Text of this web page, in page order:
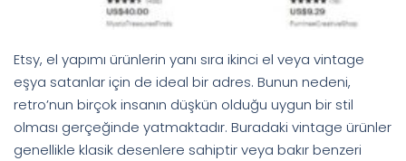
Etsy, el yapımı ürünlerin yanı sıra ikinci el veya vintage
eşya satanlar için de ideal bir adres. Bunun nedeni,
retro’nun birçok insanın düşkün olduğu uygun bir stil
olması gerçeğinde yatmaktadır. Buradaki vintage ürünler
genellikle klasik desenlere sahiptir veya bakır benzeri